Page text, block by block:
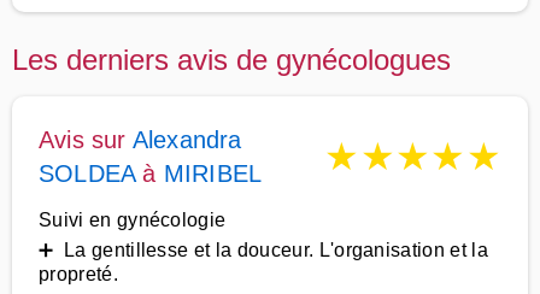
Les derniers avis de gynécologues
Avis sur Alexandra
SOLDEAà MIRIBEL ★★★★★
Suivi en gynécologie
➕ La gentillesse et la douceur. L'organisation et la
propreté.